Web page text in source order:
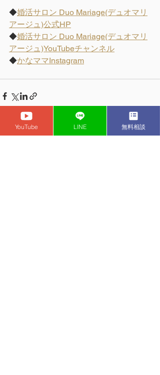
◆婚活サロン Duo Mariage(デュオマリ
アージュ)公式HP
◆婚活サロン Duo Mariage(デュオマリ
アージュ)YouTubeチャンネル
◆かなママInstagram
YouTube LINE 無料相談